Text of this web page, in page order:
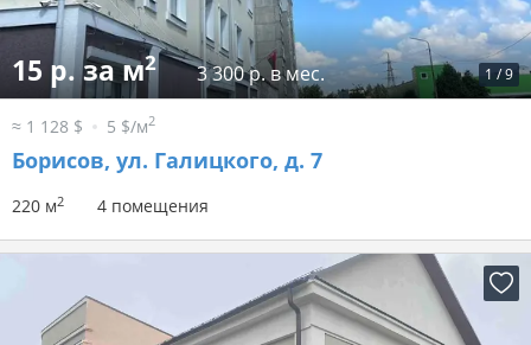
1 /9
15 р. за м2 3 300 р. в мес.
≈ 1 128 $ 5 $/м2
Борисов, ул. Галицкого, д. 7
220 м2 4 помещения